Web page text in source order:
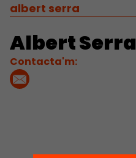
albert serra
Albert Serra
Contacta'm: